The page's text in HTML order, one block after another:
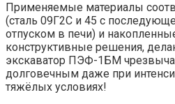
Применяемые материалы
(сталь 09Г2С и 45 с
отпуском в печи) и
конструктивные решения,
экскаватор ПЭФ-1БМ
долговечным даже при
тяжёлых условиях!